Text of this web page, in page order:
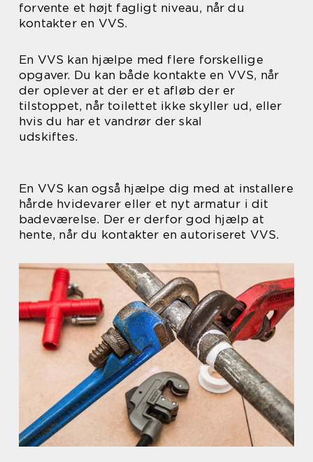
forvente et højt fagligt niveau, når du
kontakter en VVS.
En VVS kan hjælpe med flere forskellige
opgaver. Du kan både kontakte en VVS, når
der oplever at der er et afløb der er
tilstoppet, når toilettet ikke skyller ud, eller
hvis du har et vandrør der skal
udskiftes.
En VVS kan også hjælpe dig med at installere
hårde hvidevarer eller et nyt armatur i dit
badeværelse. Der er derfor god hjælp at
hente, når du kontakter en autoriseret VVS.